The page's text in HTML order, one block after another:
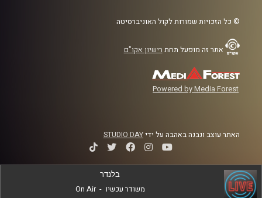
© כל הזכויות שמורות לקול האוניברסיטה
אתר זה מופעל תחת רישיון אקו"ם
Powered by Media Forest
האתר עוצב ונבנה באהבה על ידיSTUDIO DAY
בלנדר
משודר עכשיו -
On Air